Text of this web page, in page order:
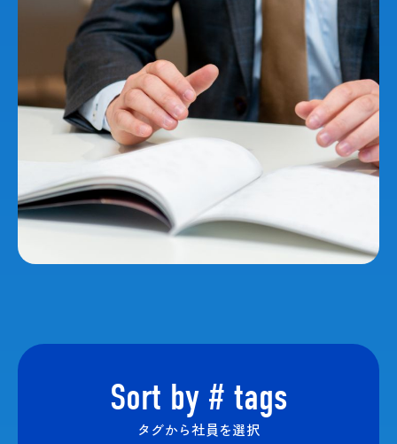
Sort by # tags
タグから社員を選択
Projects
Cross talk
Benefits
Information